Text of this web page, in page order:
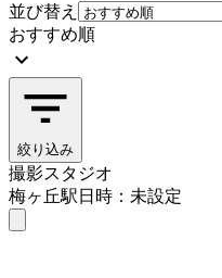
並び替え
おすすめ順
絞り込み
撮影スタジオ
梅ヶ丘駅日時：未設定